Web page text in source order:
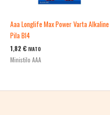
Aaa Longlife Max Power Varta Alkaline
Pila Bl4
1,82 € IVATO
Ministilo AAA